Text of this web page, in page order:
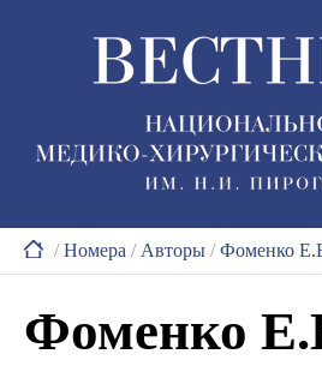
/Номера / Авторы /Фоменко
Фоменко